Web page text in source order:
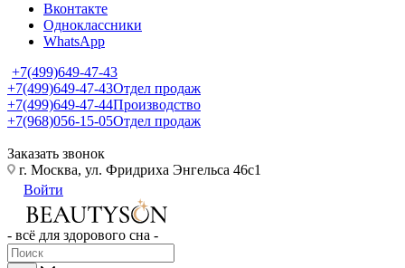
Вконтакте
Одноклассники
WhatsApp
+7(499)649-47-43
+7(499)649-47-43Отдел продаж
+7(499)649-47-44Производство
+7(968)056-15-05Отдел продаж
Заказать звонок
г. Москва, ул. Фридриха Энгельса 46с1
Войти
- всё для здорового сна -